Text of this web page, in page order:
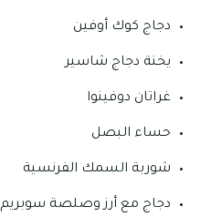
دجاج كوك أوفين
يخنة دجاج شاسير
غراتان دوفينوا
حساء البصل
شوربة السمك الفرنسية
دجاج مع أرز وصلصة سوبريم